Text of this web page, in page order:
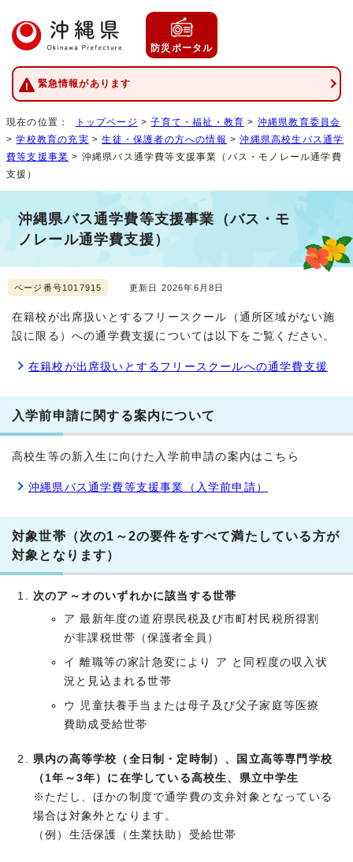
防災ポータル
緊急情報があります
現在の位置： トップページ >子育て・福祉・教育 > 沖縄県教育委員会
>学校教育の充実 >生徒・保護者の方への情報 >沖縄県高校生バス通学
費等支援事業 > 沖縄県バス通学費等支援事業（バス・モノレール通学費
支援）
沖縄県バス通学費等支援事業（バス・モ
ノレール通学費支援）
ページ番号1017915 更新日 2026年6月8日
在籍校が出席扱いとするフリースクール（通所区域がない施
設に限る）への通学費支援については以下をご覧ください。
在籍校が出席扱いとするフリースクールへの通学費支援
入学前申請に関する案内について
高校生等の新入生に向けた入学前申請の案内はこちら
沖縄県バス通学費等支援事業（入学前申請）
対象世帯（次の1～2の要件をすべて満たしている方が
対象となります）
次のア～オのいずれかに該当する世帯
ア 最新年度の道府県民税及び市町村民税所得割
が非課税世帯（保護者全員）
イ 離職等の家計急変により ア と同程度の収入状
況と見込まれる世帯
ウ 児童扶養手当または母子及び父子家庭等医療
費助成受給世帯
県内の高等学校（全日制・定時制）、国立高等専門学校
（1年～3年）に在学している高校生、県立中学生
※ただし、ほかの制度で通学費の支弁対象となっている
場合は対象外となります。
（例）生活保護（生業扶助）受給世帯